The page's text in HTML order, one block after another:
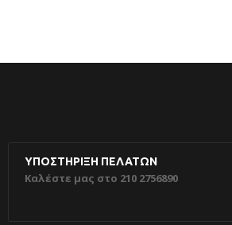
ΥΠΟΣΤΗΡΙΞΗ ΠΕΛΑΤΩΝ
Καλέστε μας στο 210 2756890